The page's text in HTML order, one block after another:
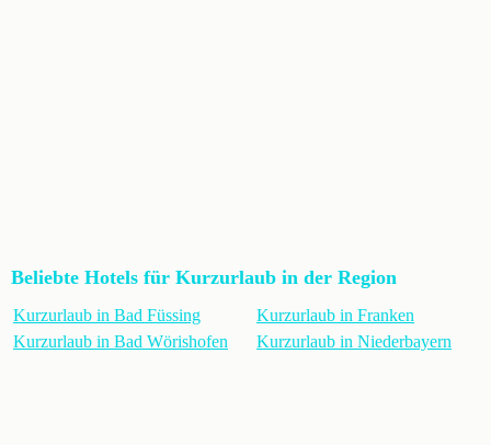
Beliebte Hotels für Kurzurlaub in der Region
Kurzurlaub in Bad Füssing
Kurzurlaub in Bad Wörishofen
Kurzurlaub in Franken
Kurzurlaub in Niederbayern